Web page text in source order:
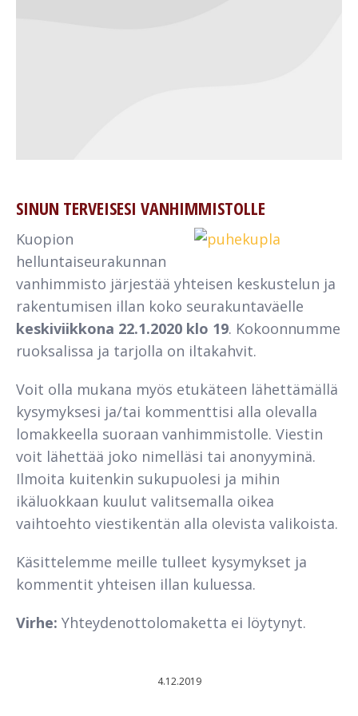
SINUN TERVEISESI VANHIMMISTOLLE
Kuopion
helluntaiseurakunnan
vanhimmisto järjestää yhteisen keskustelun ja
rakentumisen illan koko seurakuntaväelle
keskiviikkona 22.1.2020 klo 19. Kokoonnumme
ruoksalissa ja tarjolla on iltakahvit.
Voit olla mukana myös etukäteen lähettämällä
kysymyksesi ja/tai kommenttisi alla olevalla
lomakkeella suoraan vanhimmistolle. Viestin
voit lähettää joko nimelläsi tai anonyyminä.
Ilmoita kuitenkin sukupuolesi ja mihin
ikäluokkaan kuulut valitsemalla oikea
vaihtoehto viestikentän alla olevista valikoista.
Käsittelemme meille tulleet kysymykset ja
kommentit yhteisen illan kuluessa.
Virhe: Yhteydenottolomaketta ei löytynyt.
4.12.2019